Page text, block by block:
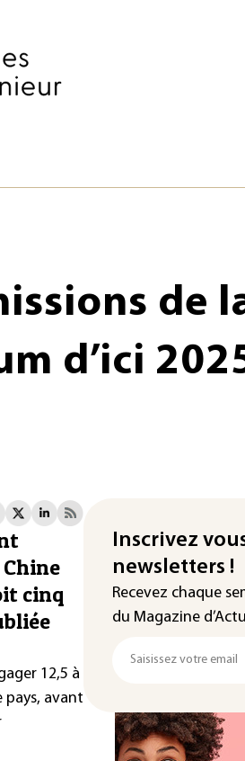
de
d’ici
cinq
12,5 à
pays, avant
Inscrivez
newsletters !
Recevez chaque
du Magazine